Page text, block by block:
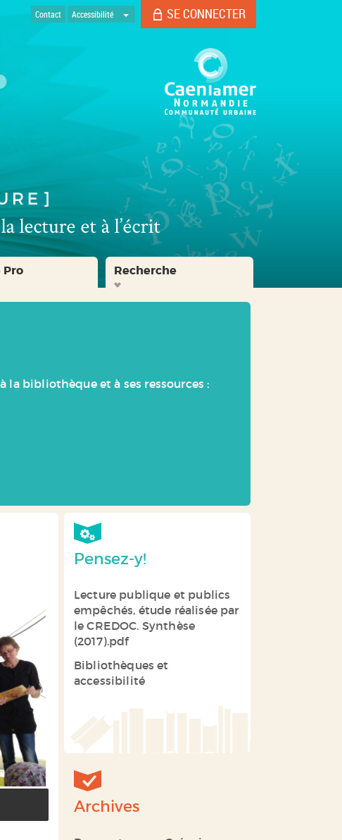
Contact Accessibilité SE CONNECTER
Pro Recherche
bibliothèque et à ses ressources :
Pensez-y!
Lecture publique et publics
empêchés, étude réalisée par
le CREDOC. Synthèse
(2017).pdf
Bibliothèques et
accessibilité
Archives